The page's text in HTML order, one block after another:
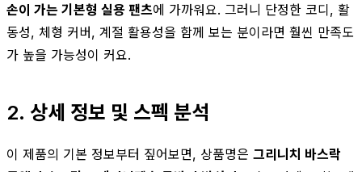
손이 가는 기본형 실용 팬츠에 가까워요. 그러니 단정한 코디, 활
동성, 체형 커버, 계절 활용성을 함께 보는 분이라면 훨씬 만족도
가 높을 가능성이 커요.
2. 상세 정보 및 스펙 분석
이 제품의 기본 정보부터 짚어보면, 상품명은 그리니치 바스락